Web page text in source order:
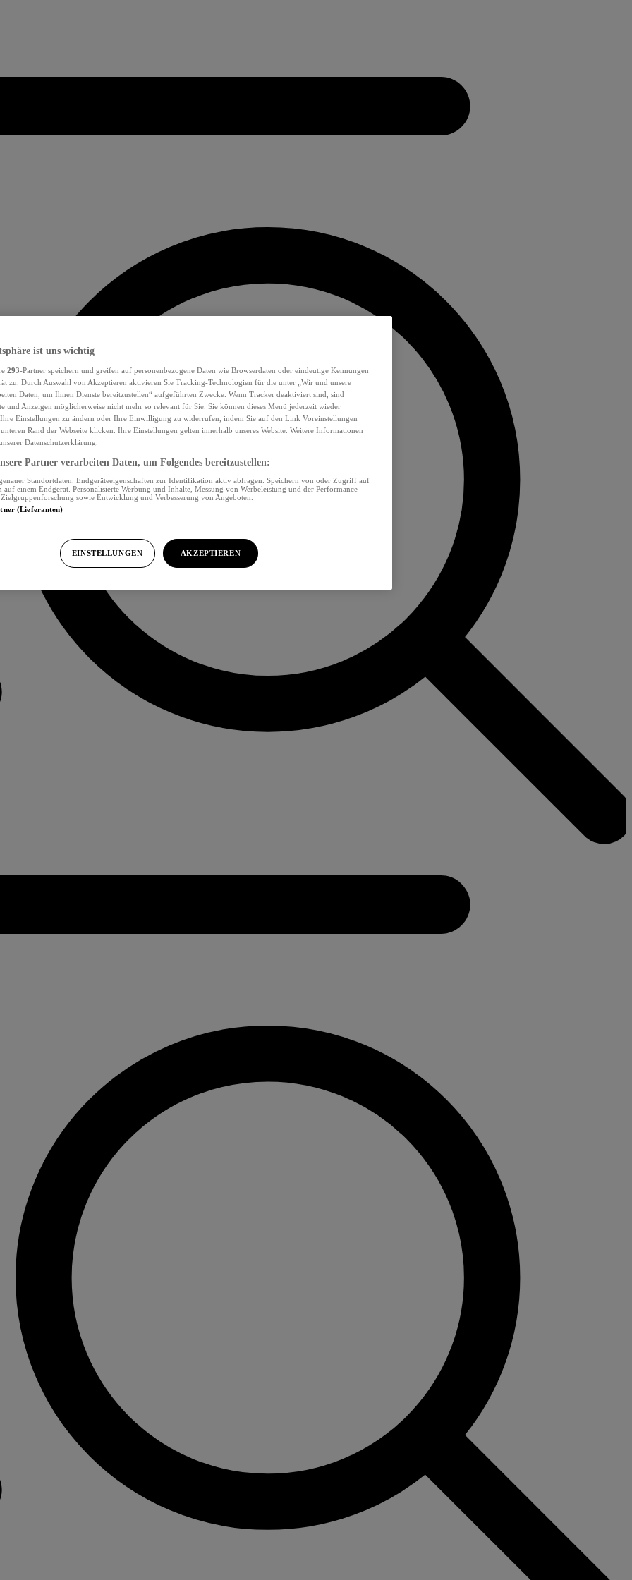
ist uns wichtig
293-Partner speichern und greifen auf personenbezogene Daten wie Browserdaten oder eindeutige Kennungen
zu. Durch Auswahl von Akzeptieren aktivieren Sie Tracking-Technologien für die unter „Wir und unsere
Daten, um Ihnen Dienste bereitzustellen“ aufgeführten Zwecke. Wenn Tracker deaktiviert sind, sind
und Anzeigen möglicherweise nicht mehr so relevant für Sie. Sie können dieses Menü jederzeit wieder
Einstellungen zu ändern oder Ihre Einwilligung zu widerrufen, indem Sie auf den Link Voreinstellungen
Rand der Webseite klicken. Ihre Einstellungen gelten innerhalb unseres Website. Weitere Informationen
Datenschutzerklärung.
Partner verarbeiten Daten, um Folgendes bereitzustellen:
Standortdaten. Endgeräteeigenschaften zur Identifikation aktiv abfragen. Speichern von oder Zugriff auf
einem Endgerät. Personalisierte Werbung und Inhalte, Messung von Werbeleistung und der Performance
sowie Entwicklung und Verbesserung von Angeboten.
(Lieferanten)
EINSTELLUNGEN AKZEPTIEREN